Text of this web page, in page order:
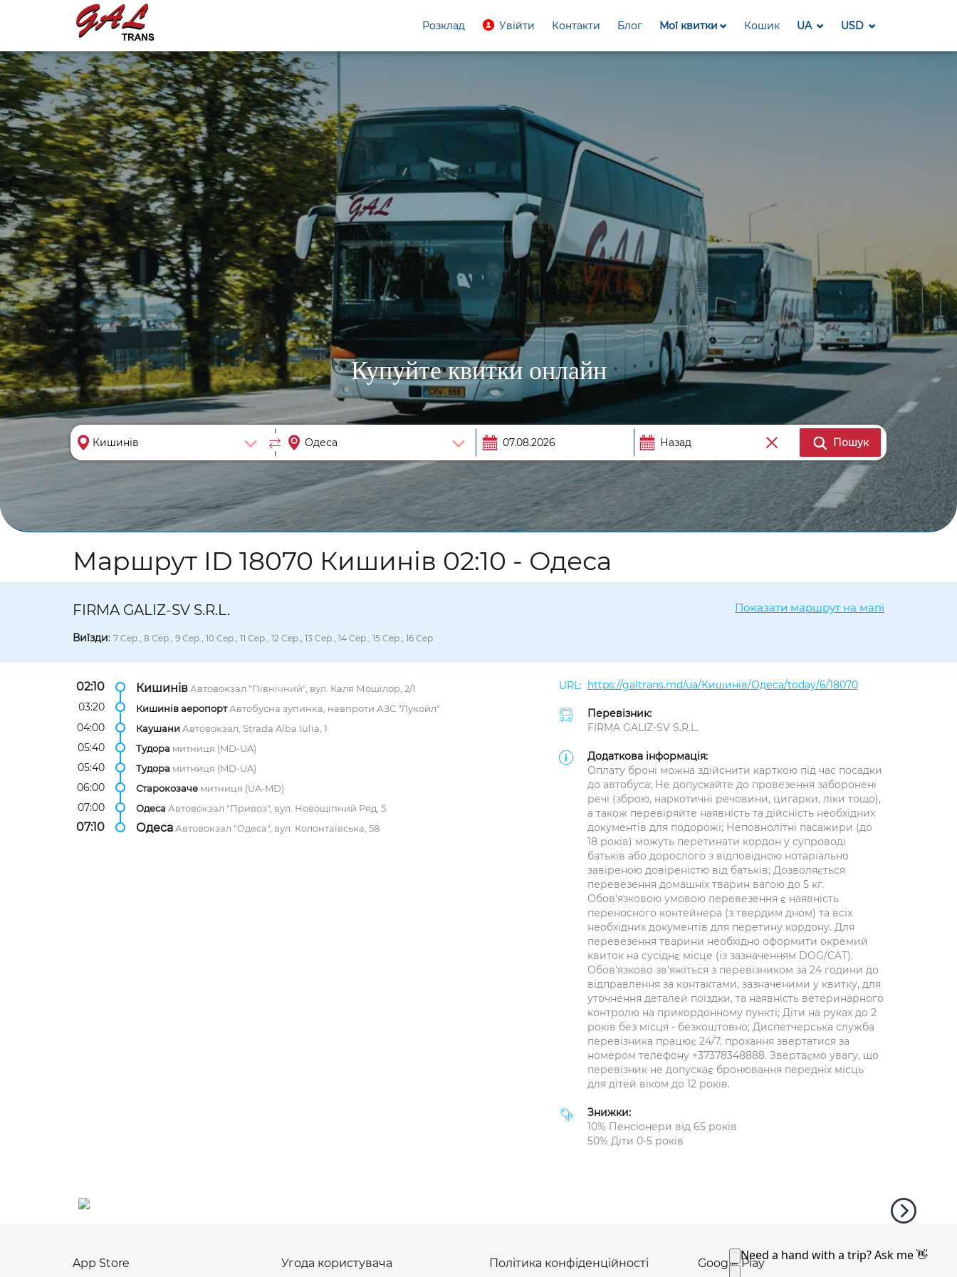
Розклад Увійти Контакти Блог Мої квитки Кошик UA USD
Купуйте квитки онлайн
Пошук
Маршрут ID 18070 Кишинів 02:10 - Одеса
FIRMA GALIZ-SV S.R.L.
Виїзди: 7 Сер., 8 Сер., 9 Сер., 10 Сер., 11 Сер., 12 Сер., 13 Сер., 14 Сер., 15 Сер., 16 Сер.
Показати маршрут на мапі
02:10 Кишинів Автовокзал "Північний", вул. Каля Мошілор, 2/1
03:20 Кишинів аеропорт Автобусна зупинка, навпроти АЗС "Лукойл"
04:00 Каушани Автовокзал, Strada Alba Iulia, 1
05:40 Тудора митниця (MD-UA)
05:40 Тудора митниця (MD-UA)
06:00 Старокозаче митниця (UA-MD)
07:00 Одеса Автовокзал "Привоз", вул. Новощіпний Ряд, 5
07:10 Одеса Автовокзал "Одеса", вул. Колонтаївська, 58
https://galtrans.md/ua/Кишинів/Одеса/today/6/18070
Перевізник:
FIRMA GALIZ-SV S.R.L.
Додаткова інформація:
Оплату броні можна здійснити карткою під час посадки
до автобуса; Не допускайте до провезення заборонені
речі (зброю, наркотичні речовини, цигарки, ліки тощо),
а також перевіряйте наявність та дійсність необхідних
документів для подорожі; Неповнолітні пасажири (до
18 років) можуть перетинати кордон у супроводі
батьків або дорослого з відповідною нотаріально
завіреною довіреністю від батьків; Дозволяється
перевезення домашніх тварин вагою до 5 кг.
Обов'язковою умовою перевезення є наявність
переносного контейнера (з твердим дном) та всіх
необхідних документів для перетину кордону. Для
перевезення тварини необхідно оформити окремий
квиток на сусіднє місце (із зазначенням DOG/CAT).
Обов'язково зв'яжіться з перевізником за 24 години до
відправлення за контактами, зазначеними у квитку, для
уточнення деталей поїздки, та наявність ветеринарного
контролю на прикордонному пункті; Діти на руках до 2
років без місця - безкоштовно; Диспетчерська служба
перевізника працює 24/7, прохання звертатися за
номером телефону +37378348888. Звертаємо увагу, що
перевізник не допускає бронювання передніх місць
для дітей віком до 12 років.
Знижки:
10% Пенсіонери від 65 років
50% Діти 0-5 років
App Store Угода користувача Політика конфіденційності Google Play